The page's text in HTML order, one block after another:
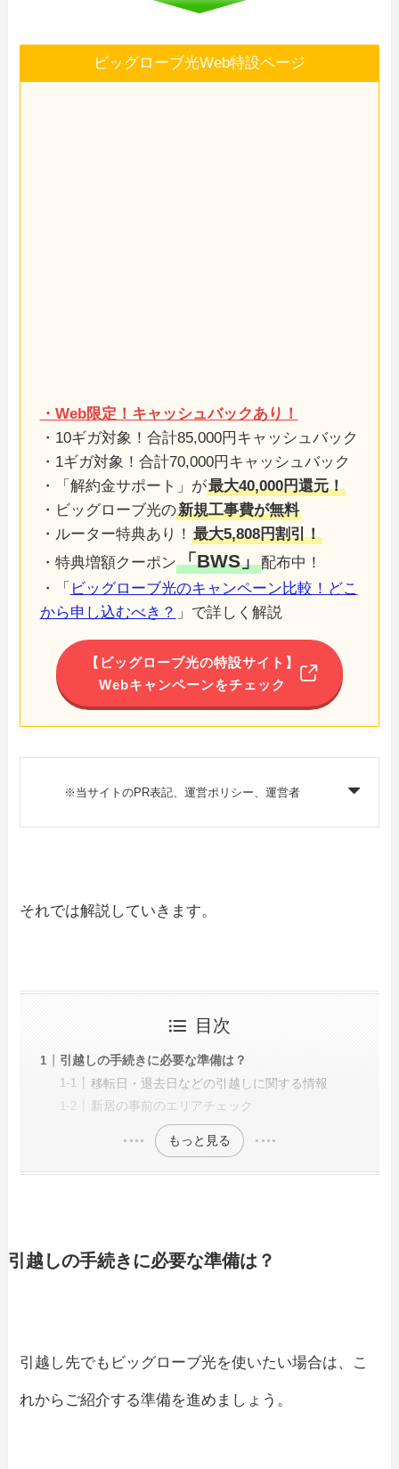
ビッグローブ光Web特設ページ
・Web限定！キャッシュバックあり！
・10ギガ対象！合計85,000円キャッシュバック
・1ギガ対象！合計70,000円キャッシュバック
・「解約金サポート」が最大40,000円還元！
・ビッグローブ光の新規工事費が無料
・ルーター特典あり！ 最大5,808円割引！
・特典増額クーポン「BWS」配布中！
・「 ビッグローブ光のキャンペーン比較！どこ
から申し込むべき？ 」で詳しく解説
【ビッグローブ光の特設サイト】
Webキャンペーンをチェック
※当サイトのPR表記、運営ポリシー、運営者
それでは解説していきます。
目次
引越しの手続きに必要な準備は？
移転日・退去日などの引越しに関する情報
新居の事前のエリアチェック
もっと見る
引越しの手続きに必要な準備は？
引越し先でもビッグローブ光を使いたい場合は、こ
れからご紹介する準備を進めましょう。